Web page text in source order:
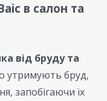
в салон та
від бруду та
утримують бруд,
запобігаючи їх